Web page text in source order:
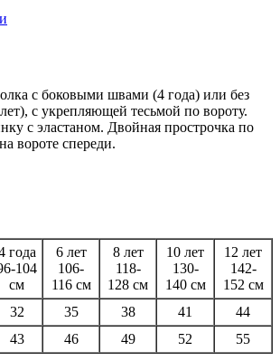
с боковыми швами (4 года) или без
с укрепляющей тесьмой по вороту.
с эластаном. Двойная прострочка по
вороте спереди.
года
104
см
6 лет
106-
116 см
8 лет
118-
128 см
10 лет
130-
140 см
12 лет
142-
152 см
32 35 38 41
44
43 46 49 52 55